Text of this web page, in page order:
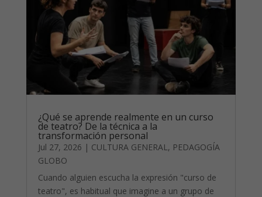
¿Qué se aprende realmente en un curso
de teatro? De la técnica a la
transformación personal
Jul 27, 2026 | CULTURA GENERAL, PEDAGOGÍA
GLOBO
Cuando alguien escucha la expresión "curso de
teatro", es habitual que imagine a un grupo de